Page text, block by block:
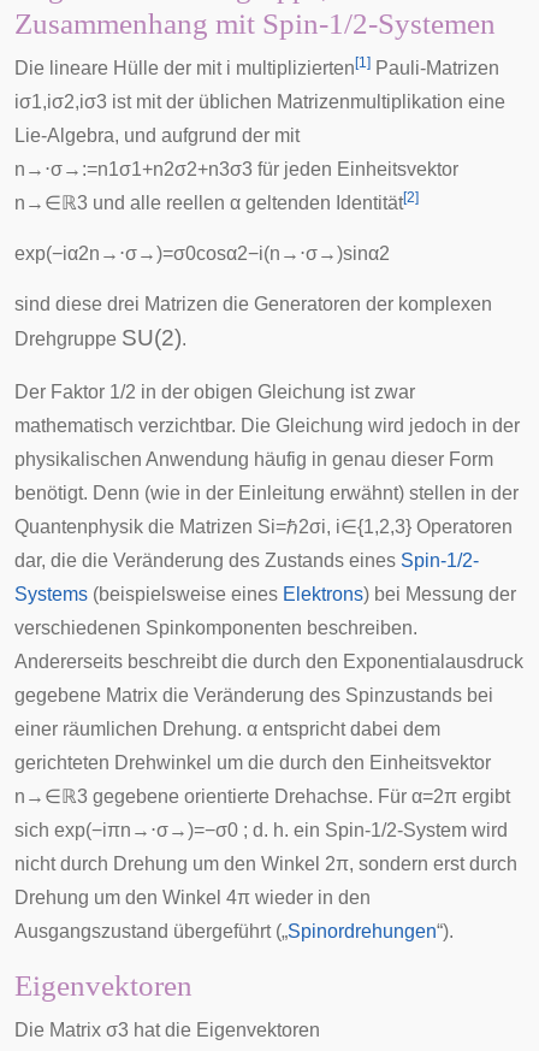
Zusammenhang mit Spin-1/2-Systemen
Die lineare Hülle der mit i multiplizierten [1] Pauli-Matrizen
iσ1,iσ2,iσ3 ist mit der üblichen Matrizenmultiplikation eine
Lie-Algebra, und aufgrund der mit
n → ⋅σ→ :=n1σ1+n2σ2+n3σ3 für jeden Einheitsvektor
n → ∈ℝ3 und alle reellen α geltenden Identität[2]
exp(−iα2n → ⋅σ→)=σ0cosα2−i(n → ⋅σ→)sinα2
sind diese drei Matrizen die Generatoren der komplexen
Drehgruppe SU(2).
Der Faktor 1/2 in der obigen Gleichung ist zwar
mathematisch verzichtbar. Die Gleichung wird jedoch in der
physikalischen Anwendung häufig in genau dieser Form
benötigt. Denn (wie in der Einleitung erwähnt) stellen in der
Quantenphysik die Matrizen Si=ℏ2σi, i∈{1,2,3} Operatoren
dar, die die Veränderung des Zustands eines Spin-1/2-
Systems (beispielsweise eines Elektrons) bei Messung der
verschiedenen Spinkomponenten beschreiben.
Andererseits beschreibt die durch den Exponentialausdruck
gegebene Matrix die Veränderung des Spinzustands bei
einer räumlichen Drehung. α entspricht dabei dem
gerichteten Drehwinkel um die durch den Einheitsvektor
n → ∈ℝ3 gegebene orientierte Drehachse. Für α=2π ergibt
sich exp(−iπn → ⋅σ→)=−σ0 ; d. h. ein Spin-1/2-System wird
nicht durch Drehung um den Winkel 2π, sondern erst durch
Drehung um den Winkel 4π wieder in den
Ausgangszustand übergeführt („Spinordrehungen“).
Eigenvektoren
Die Matrix σ3 hat die Eigenvektoren